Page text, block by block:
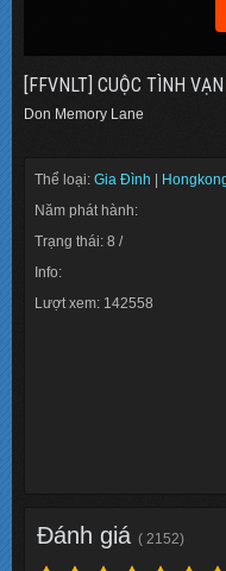
[FFVNLT] CUỘC TÌNH
Don Memory Lane
Thể loại: Gia Đình
Năm phát hành:
Trạng thái: 8 /
Info:
Lượt xem: 142558
Đánh giá ( 2152)